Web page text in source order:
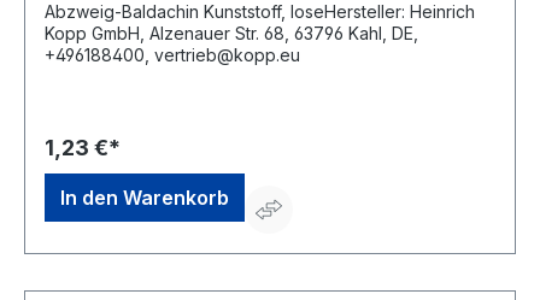
Abzweig-Baldachin Kunststoff, loseHersteller: Heinrich
Kopp GmbH, Alzenauer Str. 68, 63796 Kahl, DE,
+496188400, vertrieb@kopp.eu
1,23 €*
In den Warenkorb